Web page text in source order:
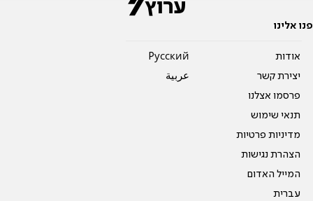
פנו אלינו
אודות
יצירת קשר
פרסמו אצלנו
תנאי שימוש
מדיניות פרטיות
הצהרת נגישות
המייל האדום
עברית
Pусский
عربية